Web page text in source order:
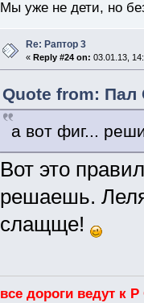
Мы уже не дети, но
Re: Раптор 3
« Reply #24 on: 03.01.13,
Quote from: Пал
а вот фиг...
Вот это
решаешь.
слащще!
все дороги ведут к